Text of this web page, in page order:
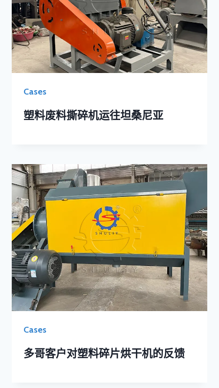
Cases
塑料废料撕碎机运往坦桑尼亚
Cases
多哥客户对塑料碎片烘干机的反馈